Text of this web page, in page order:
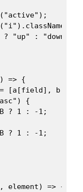
=
"up" : "down"
=> {
[a[field],
{
? 1 : -1;
? 1 : -1;
element) => {